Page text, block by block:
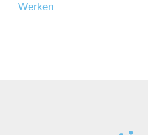
Werken